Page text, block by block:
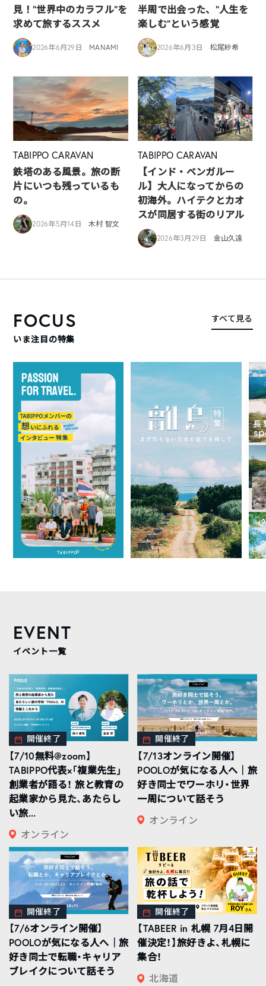
見！”世界中のカラフル”を
求めて旅するススメ
2026年6月29日 MANAMI
半周で出会った、“人生を
楽しむ”という感覚
2026年6月3日 松尾紗希
TABIPPO CARAVAN
鉄塔のある風景。旅の断
片にいつも残っているも
の。
2026年5月14日 木村 智文
TABIPPO CARAVAN
【インド・ベンガルー
ル】大人になってからの
初海外。ハイテクとカオ
スが同居する街のリアル
2026年3月29日 金山久遠
FOCUS
いま注目の特集
すべて見る
EVENT
イベント一覧
開催終了
【7/10無料@zoom】
TABIPPO代表×「複業先生」
創業者が語る！ 旅と教育の
起業家から見た、あたらし
い旅...
オンライン
開催終了
【7/13オンライン開催】
POOLOが気になる人へ｜旅
好き同士でワーホリ・世界
一周について話そう
オンライン
開催終了
【7/6オンライン開催】
POOLOが気になる人へ｜旅
好き同士で転職・キャリア
ブレイクについて話そう
開催終了
【TABEER in 札幌 7月4日開
催決定！】旅好きよ、札幌に
集合！
北海道